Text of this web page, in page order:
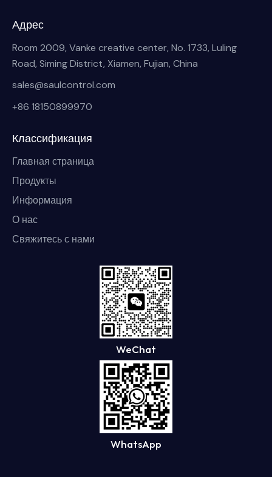
Адрес
Room 2009, Vanke creative center, No. 1733, Luling
Road, Siming District, Xiamen, Fujian, China
sales@saulcontrol.com
+86 18150899970
Классификация
Главная страница
Продукты
Информация
О нас
Свяжитесь с нами
WeChat
WhatsApp